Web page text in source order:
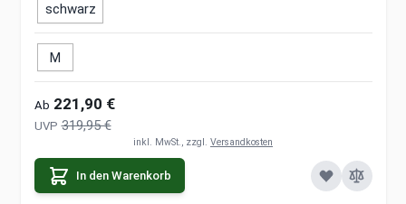
schwarz
M
Ab 221,90 €
UVP 319,95 €
inkl. MwSt., zzgl. Versandkosten
In den Warenkorb